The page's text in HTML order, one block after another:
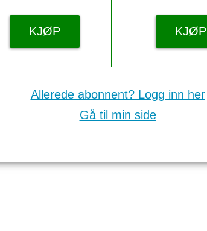
KJØP KJØP
Allerede abonnent? Logg inn her
Gå til min side